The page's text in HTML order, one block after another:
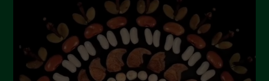
Ottobre 2023
Settembre 2023
Agosto 2023